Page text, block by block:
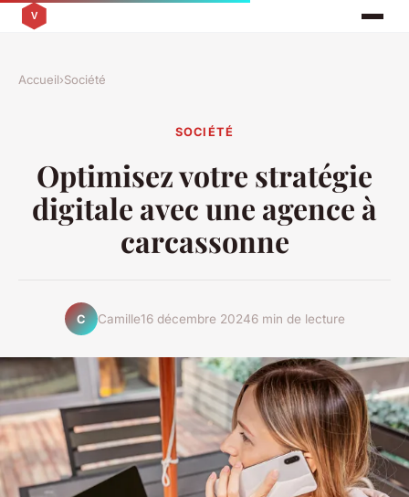
Accueil›Société
SOCIÉTÉ
Optimisez votre stratégie
digitale avec une agence à
carcassonne
C Camille16 décembre 20246 min de lecture